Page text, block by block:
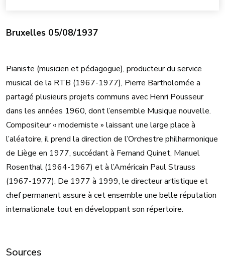
Bruxelles 05/08/1937
Pianiste (musicien et pédagogue), producteur du service
musical de la RTB (1967-1977), Pierre Bartholomée a
partagé plusieurs projets communs avec Henri Pousseur
dans les années 1960, dont l’ensemble Musique nouvelle.
Compositeur « moderniste » laissant une large place à
l’aléatoire, il prend la direction de l’Orchestre philharmonique
de Liège en 1977, succédant à Fernand Quinet, Manuel
Rosenthal (1964-1967) et à l’Américain Paul Strauss
(1967-1977). De 1977 à 1999, le directeur artistique et
chef permanent assure à cet ensemble une belle réputation
internationale tout en développant son répertoire.
Sources